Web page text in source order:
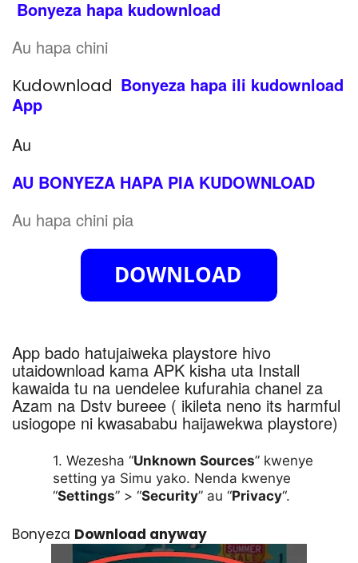
Bonyeza hapa kudownload
Au hapa chini
Kudownload Bonyeza hapa ili kudownload
App
Au
AU BONYEZA HAPA PIA KUDOWNLOAD
Au hapa chini pia
App bado hatujaiweka playstore hivo
utaidownload kama APK kisha uta Install
kawaida tu na uendelee kufurahia chanel za
Azam na Dstv bureee ( ikileta neno its harmful
usiogope ni kwasababu haijawekwa playstore)
Wezesha “Unknown Sources” kwenye
setting ya Simu yako. Nenda kwenye
“Settings” > “Security” au “Privacy“.
Bonyeza Download anyway